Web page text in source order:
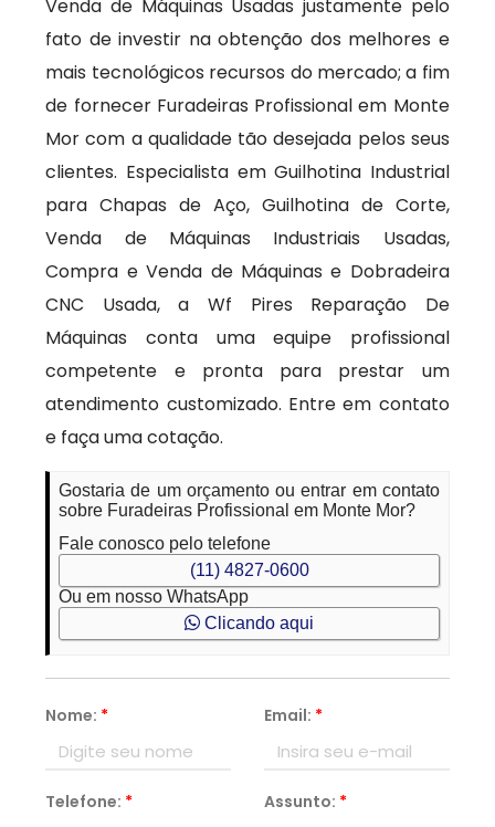
Venda de Máquinas Usadas justamente pelo
fato de investir na obtenção dos melhores e
mais tecnológicos recursos do mercado; a fim
de fornecer Furadeiras Profissional em Monte
Mor com a qualidade tão desejada pelos seus
clientes. Especialista em Guilhotina Industrial
para Chapas de Aço, Guilhotina de Corte,
Venda de Máquinas Industriais Usadas,
Compra e Venda de Máquinas e Dobradeira
CNC Usada, a Wf Pires Reparação De
Máquinas conta uma equipe profissional
competente e pronta para prestar um
atendimento customizado. Entre em contato
e faça uma cotação.
Gostaria de um orçamento ou entrar em contato
sobre Furadeiras Profissional em Monte Mor?
Fale conosco pelo telefone
(11) 4827-0600
Ou em nosso WhatsApp
Clicando aqui
Nome: * Email: *
Telefone: * Assunto: *